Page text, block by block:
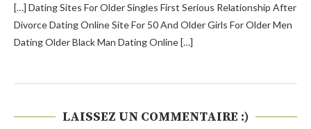
[…] Dating Sites For Older Singles First Serious Relationship After
Divorce Dating Online Site For 50 And Older Girls For Older Men
Dating Older Black Man Dating Online […]
LAISSEZ UN COMMENTAIRE :)